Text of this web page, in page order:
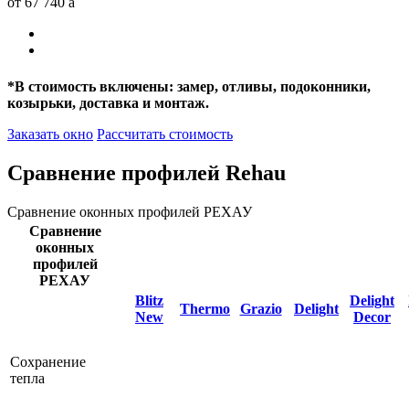
*В стоимость включены: замер, отливы, подоконники,
козырьки, доставка и монтаж.
Заказать окно Рассчитать стоимость
Сравнение профилей Rehau
Сравнение оконных профилей РЕХАУ
Сравнение
оконных
профилей
РЕХАУ
Blitz
New
Thermo Grazio Delight
Delight
Decor
Сохранение
тепла